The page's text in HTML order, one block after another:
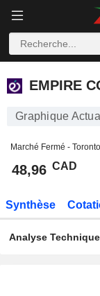
EMPIRE
EMPIRE
Graphique
Marché Fermé -
48,96 CAD
Synthèse
Analyse Technique